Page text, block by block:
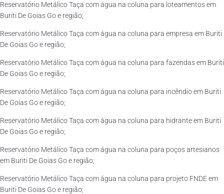
Reservatório Metálico Taça com água na coluna para loteamentos em
Buriti De Goias Go e região;
Reservatório Metálico Taça com água na coluna para empresa em Buriti
De Goias Go e região;
Reservatório Metálico Taça com água na coluna para fazendas em Buriti
De Goias Go e região;
Reservatório Metálico Taça com água na coluna para incêndio em Buriti
De Goias Go e região;
Reservatório Metálico Taça com água na coluna para hidrante em Buriti
De Goias Go e região;
Reservatório Metálico Taça com água na coluna para poços artesianos
em Buriti De Goias Go e região;
Reservatório Metálico Taça com água na coluna para projeto FNDE em
Buriti De Goias Go e região;